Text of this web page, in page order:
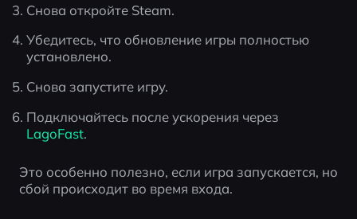
Снова откройте Steam.
Убедитесь, что обновление игры полностью
установлено.
Снова запустите игру.
Подключайтесь после ускорения через
LagoFast.
Это особенно полезно, если игра запускается, но
сбой происходит во время входа.